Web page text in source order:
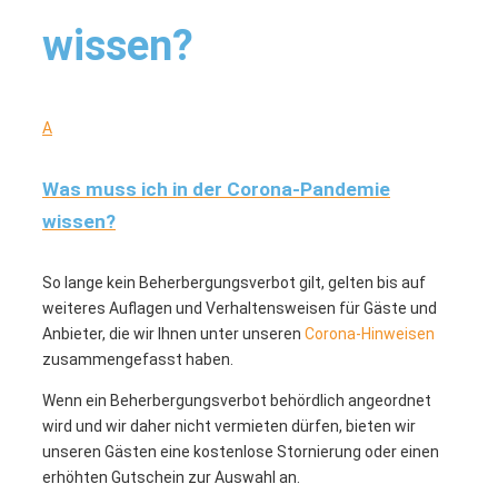
wissen?
A
Was muss ich in der Corona-Pandemie
wissen?
So lange kein Beherbergungsverbot gilt, gelten bis auf
weiteres Auflagen und Verhaltensweisen für Gäste und
Anbieter, die wir Ihnen unter unseren Corona-Hinweisen
zusammengefasst haben.
Wenn ein Beherbergungsverbot behördlich angeordnet
wird und wir daher nicht vermieten dürfen, bieten wir
unseren Gästen eine kostenlose Stornierung oder einen
erhöhten Gutschein zur Auswahl an.